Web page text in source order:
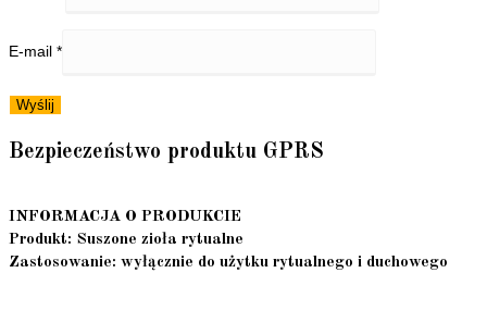
E-mail *
Bezpieczeństwo produktu GPRS
INFORMACJA O PRODUKCIE
Produkt: Suszone zioła rytualne
Zastosowanie: wyłącznie do użytku rytualnego i duchowego